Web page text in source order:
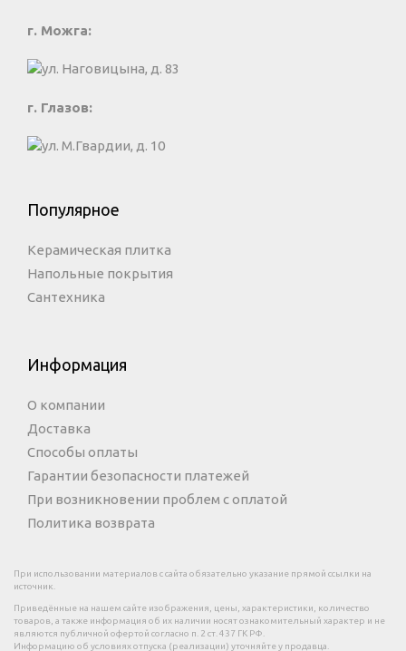
г. Можга:
ул. Наговицына, д. 83
г. Глазов:
ул. М.Гвардии, д. 10
Популярное
Керамическая плитка
Напольные покрытия
Сантехника
Информация
О компании
Доставка
Способы оплаты
Гарантии безопасности платежей
При возникновении проблем с оплатой
Политика возврата
При использовании материалов с сайта обязательно указание прямой ссылки на
источник.
Приведённые на нашем сайте изображения, цены, характеристики, количество
товаров, а также информация об их наличии носят ознакомительный характер и не
являются публичной офертой согласно п. 2 ст. 437 ГК РФ.
Информацию об условиях отпуска (реализации) уточняйте у продавца.